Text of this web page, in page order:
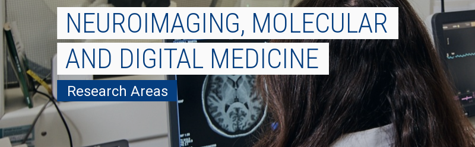
NEUROIMAGING, MOLECULAR
AND DIGITAL MEDICINE
Research Areas